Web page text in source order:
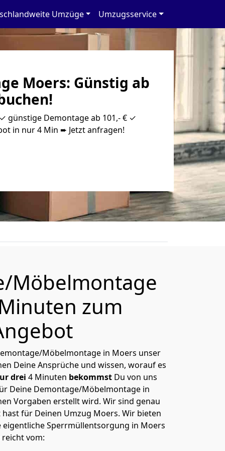
Umzüge Umzugsservice
Moers: Günstig ab
günstige Demontage ab 101,- € ✓
in nur 4 Min ➨ Jetzt anfragen!
Möbelmontage
zum
Möbelmontage in Moers unser
Deine Ansprüche und wissen, worauf es
drei 4 Minuten bekommst Du von uns
Deine Demontage/Möbelmontage in
Vorgaben erstellt wird. Wir sind genau
für Deinen Umzug Moers. Wir bieten
Sperrmüllentsorgung in Moers
vom: